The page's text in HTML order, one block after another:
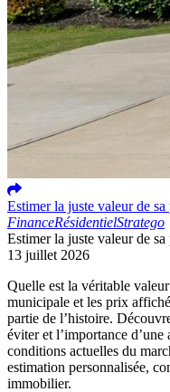
Estimer la juste valeur de
FinanceRésidentielStratego
Estimer la juste valeur de
13 juillet 2026
Quelle est la véritable
municipale et les prix
partie de l’histoire.
éviter et l’importance
conditions actuelles du
estimation personnalisée,
immobilier.